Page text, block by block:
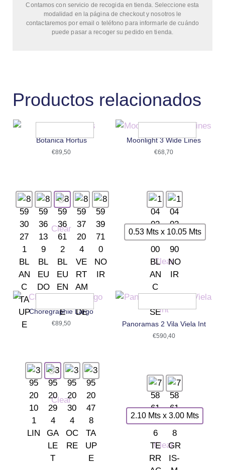
Contamos con servicio de recogida en tienda. Seleccione esta
modalidad en la página de checkout y nosotros le
contactaremos por email o teléfono para informarle de cuándo
puede pasar a recoger su pedido en tienda.
Productos relacionados
Botanica Hortus
€89,50
Clear
Moonlight 3 Wide Lines
€68,70
0.53 Mts x 10.05 Mts
Clear
Choregraphie Largo
€89,50
Clear
Panoramas 2 Vila Viela Int
€590,40
2.10 Mts x 3.00 Mts
Clear